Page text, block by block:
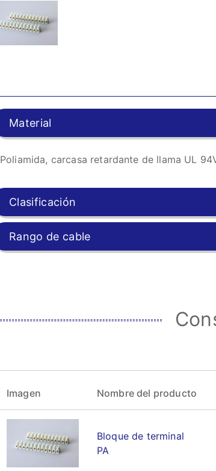
Material
Poliamida, carcasa retardante de llama UL
Clasificación
Rango de cable
Imagen Nombre del producto
Bloque de terminal
PA